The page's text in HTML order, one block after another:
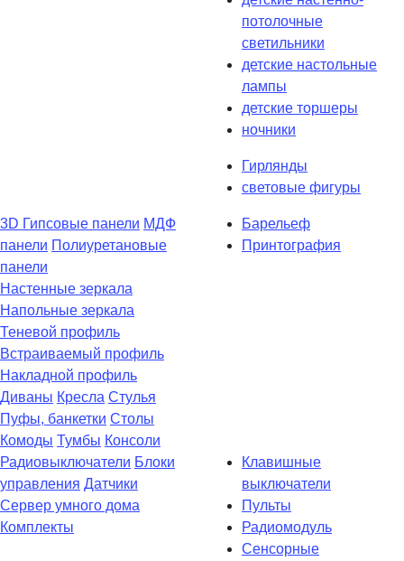
потолочные
светильники
детские настольные
лампы
детские торшеры
ночники
Гирлянды
световые фигуры
3D Гипсовые панели МДФ
панели Полиуретановые
панели
Барельеф
Принтография
Настенные зеркала
Напольные зеркала
Теневой профиль
Встраиваемый профиль
Накладной профиль
Диваны Кресла Стулья
Пуфы, банкетки Столы
Комоды Тумбы Консоли
Радиовыключатели Блоки
управления Датчики
Сервер умного дома
Комплекты
Клавишные
выключатели
Пульты
Радиомодуль
Сенсорные